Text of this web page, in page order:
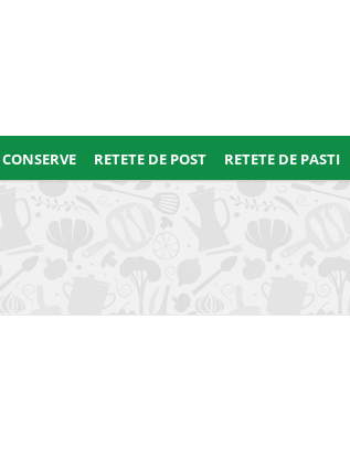
CONSERVE RETETE DE POST RETETE DE PASTI